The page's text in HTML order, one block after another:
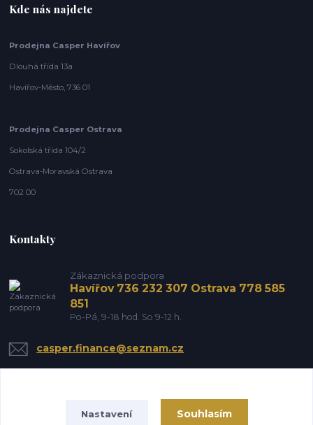
Kde nás najdete
Prodejna Casper Havířov
Dlouhá třída 13a
Havířov-Město, 736 01
Prodejna Casper Ostrava
Sokolská třída 104/2
Ostrava-Moravská Ostrava
702 00
Kontakty
Zákaznická podpora
Havířov 736 232 307 Ostrava 778 585
851
Po-Pá, 9-18 hod. So 9-12 h.
casper.finance@seznam.cz
Nastavení Souhlasím